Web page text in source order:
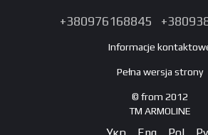
+380976168845
Informacje
Pełna wersja strony
© from 2012
TM ARMOLINE